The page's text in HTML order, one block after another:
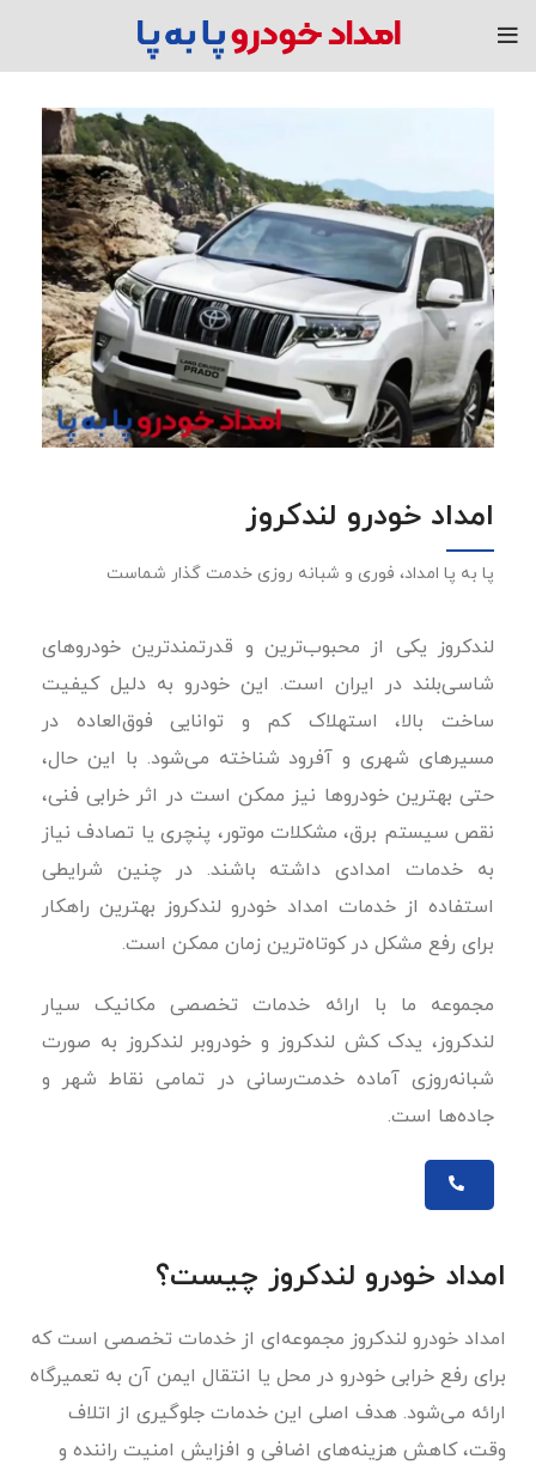
امداد خودرو لندکروز
پا به پا امداد، فوری و شبانه روزی خدمت گذار شماست
لندکروز یکی از محبوب‌ترین و قدرتمندترین خودروهای
شاسی‌بلند در ایران است. این خودرو به دلیل کیفیت
ساخت بالا، استهلاک کم و توانایی فوق‌العاده در
مسیرهای شهری و آفرود شناخته می‌شود. با این حال،
حتی بهترین خودروها نیز ممکن است در اثر خرابی فنی،
نقص سیستم برق، مشکلات موتور، پنچری یا تصادف نیاز
به خدمات امدادی داشته باشند. در چنین شرایطی
استفاده از خدمات امداد خودرو لندکروز بهترین راهکار
برای رفع مشکل در کوتاه‌ترین زمان ممکن است.
مجموعه ما با ارائه خدمات تخصصی مکانیک سیار
لندکروز، یدک کش لندکروز و خودروبر لندکروز به صورت
شبانه‌روزی آماده خدمت‌رسانی در تمامی نقاط شهر و
جاده‌ها است.
امداد خودرو لندکروز چیست؟
امداد خودرو لندکروز مجموعه‌ای از خدمات تخصصی است که
برای رفع خرابی خودرو در محل یا انتقال ایمن آن به تعمیرگاه
ارائه می‌شود. هدف اصلی این خدمات جلوگیری از اتلاف
وقت، کاهش هزینه‌های اضافی و افزایش امنیت راننده و